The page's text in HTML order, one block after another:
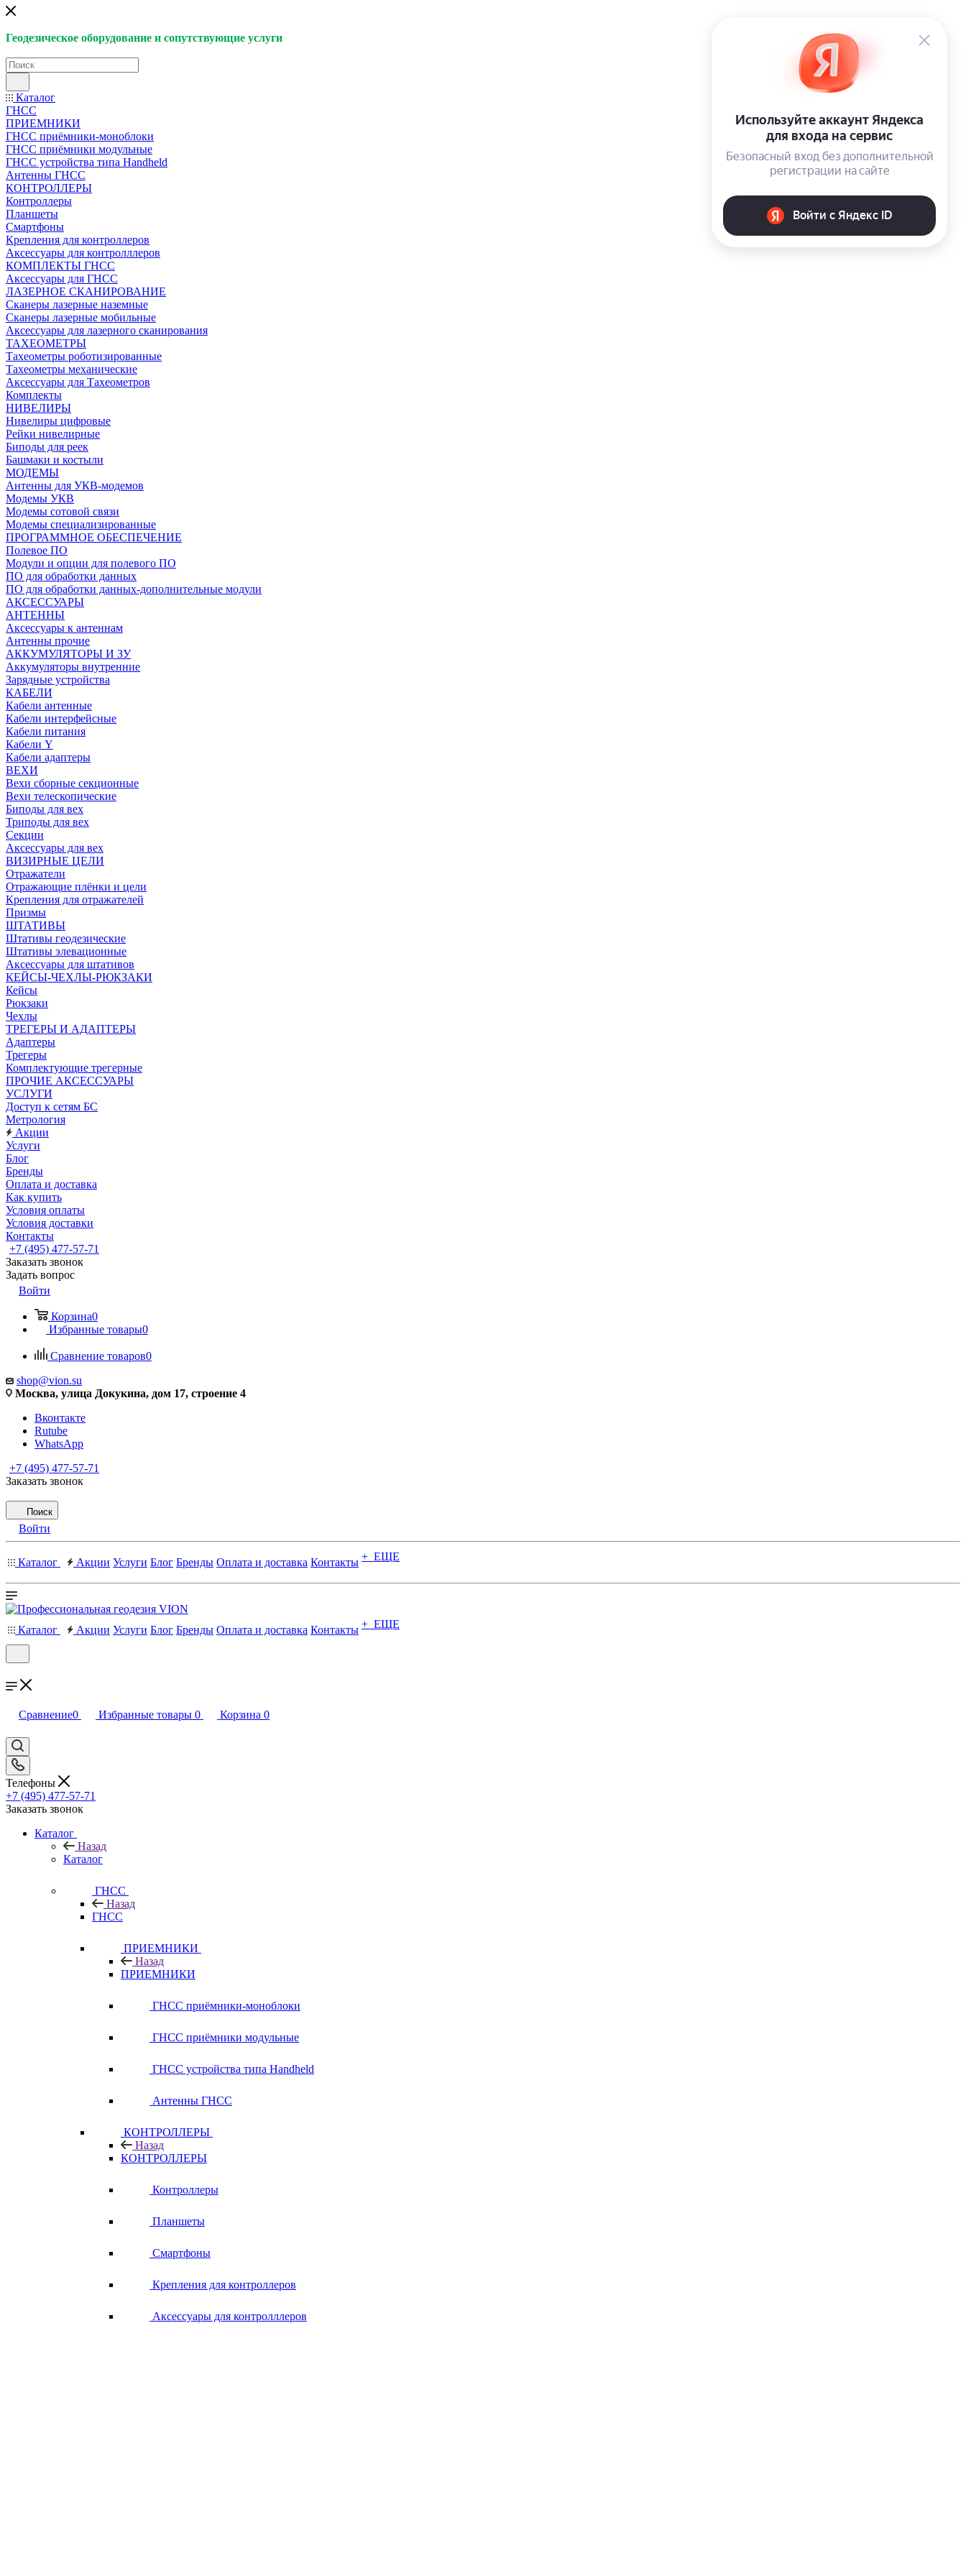
Геодезическое оборудование и сопутствующие услуги
Каталог
ГНСС
ПРИЕМНИКИ
ГНСС приёмники-моноблоки
ГНСС приёмники модульные
ГНСС устройства типа Handheld
Антенны ГНСС
КОНТРОЛЛЕРЫ
Контроллеры
Планшеты
Смартфоны
Крепления для контроллеров
Аксессуары для контролллеров
КОМПЛЕКТЫ ГНСС
Аксессуары для ГНСС
ЛАЗЕРНОЕ СКАНИРОВАНИЕ
Сканеры лазерные наземные
Сканеры лазерные мобильные
Аксессуары для лазерного сканирования
ТАХЕОМЕТРЫ
Тахеометры роботизированные
Тахеометры механические
Аксессуары для Тахеометров
Комплекты
НИВЕЛИРЫ
Нивелиры цифровые
Рейки нивелирные
Биподы для реек
Башмаки и костыли
МОДЕМЫ
Антенны для УКВ-модемов
Модемы УКВ
Модемы сотовой связи
Модемы специализированные
ПРОГРАММНОЕ ОБЕСПЕЧЕНИЕ
Полевое ПО
Модули и опции для полевого ПО
ПО для обработки данных
ПО для обработки данных-дополнительные модули
АКСЕССУАРЫ
АНТЕННЫ
Аксессуары к антеннам
Антенны прочие
АККУМУЛЯТОРЫ И ЗУ
Аккумуляторы внутренние
Зарядные устройства
КАБЕЛИ
Кабели антенные
Кабели интерфейсные
Кабели питания
Кабели Y
Кабели адаптеры
ВЕХИ
Вехи сборные секционные
Вехи телескопические
Биподы для вех
Триподы для вех
Секции
Аксессуары для вех
ВИЗИРНЫЕ ЦЕЛИ
Отражатели
Отражающие плёнки и цели
Крепления для отражателей
Призмы
ШТАТИВЫ
Штативы геодезические
Штативы элевационные
Аксессуары для штативов
КЕЙСЫ-ЧЕХЛЫ-РЮКЗАКИ
Кейсы
Рюкзаки
Чехлы
ТРЕГЕРЫ И АДАПТЕРЫ
Адаптеры
Трегеры
Комплектующие трегерные
ПРОЧИЕ АКСЕССУАРЫ
УСЛУГИ
Доступ к сетям БС
Метрология
Акции
Услуги
Блог
Бренды
Оплата и доставка
Как купить
Условия оплаты
Условия доставки
Контакты
+7 (495) 477-57-71
Заказать звонок
Задать вопрос
Войти
Корзина0
Избранные товары0
Сравнение товаров0
shop@vion.su
Москва, улица Докукина, дом 17, строение 4
Вконтакте
Rutube
WhatsApp
+7 (495) 477-57-71
Заказать звонок
Поиск
Войти
Каталог Акции Услуги Блог Бренды Оплата и доставка Контакты + ЕЩЕ
Каталог Акции Услуги Блог Бренды Оплата и доставка Контакты + ЕЩЕ
Сравнение0 Избранные товары 0 Корзина 0
Телефоны
+7 (495) 477-57-71
Заказать звонок
Каталог
Назад
Каталог
ГНСС
Назад
ГНСС
ПРИЕМНИКИ
Назад
ПРИЕМНИКИ
ГНСС приёмники-моноблоки
ГНСС приёмники модульные
ГНСС устройства типа Handheld
Антенны ГНСС
КОНТРОЛЛЕРЫ
Назад
КОНТРОЛЛЕРЫ
Контроллеры
Планшеты
Смартфоны
Крепления для контроллеров
Аксессуары для контролллеров